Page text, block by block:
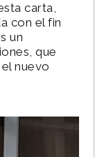
carta,
con el fin
un
que
nuevo